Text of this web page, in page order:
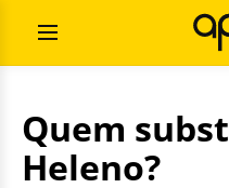
contentOpen
Menu
for:
Quem
Heleno?